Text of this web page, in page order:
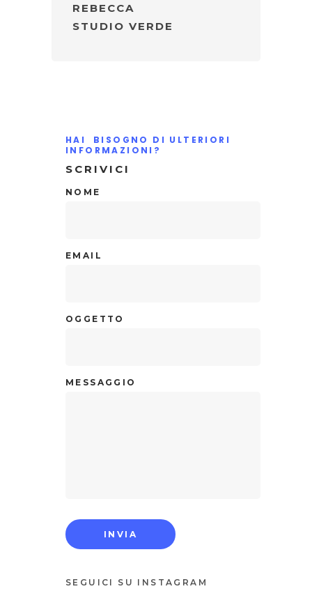
REBECCA
STUDIO VERDE
HAI BISOGNO DI ULTERIORI
INFORMAZIONI?
SCRIVICI
NOME
EMAIL
OGGETTO
MESSAGGIO
SEGUICI SU INSTAGRAM